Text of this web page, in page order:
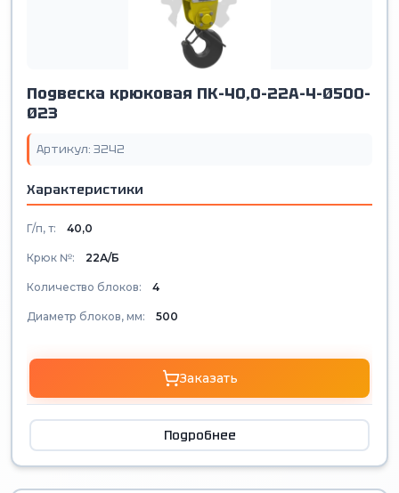
Подвеска крюковая ПК-40,0-22А-4-Ø500-
Ø23
Артикул: 3242
Характеристики
Г/п, т: 40,0
Крюк №: 22А/Б
Количество блоков: 4
Диаметр блоков, мм: 500
Заказать
Подробнее